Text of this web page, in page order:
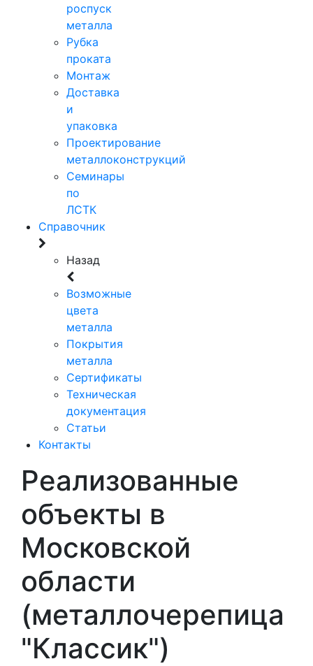
роспуск
металла
Рубка
проката
Монтаж
Доставка
и
упаковка
Проектирование
металлоконструкций
Семинары
по
ЛСТК
Справочник
Назад
Возможные
цвета
металла
Покрытия
металла
Сертификаты
Техническая
документация
Статьи
Контакты
Реализованные
объекты в
Московской
области
(металлочерепица
"Классик")